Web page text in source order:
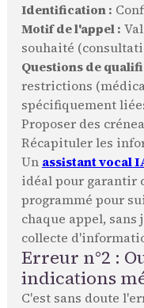
Identification :
Motif de l'appel :
souhaité
Questions de
restrictions
spécifiquement
Proposer des
Récapituler les
Un assistant vocal
idéal pour garantir
programmé pour
chaque appel,
collecte
Erreur n°2 :
indications
C'est sans doute